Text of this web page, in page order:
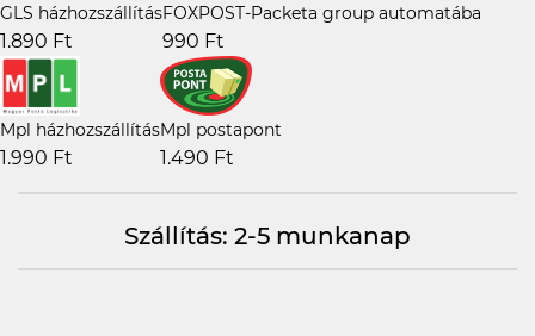
GLS házhozszállítás
1.890 Ft
FOXPOST-Packeta group automatába
990 Ft
Mpl házhozszállítás
1.990 Ft
Mpl postapont
1.490 Ft
Szállítás: 2-5 munkanap